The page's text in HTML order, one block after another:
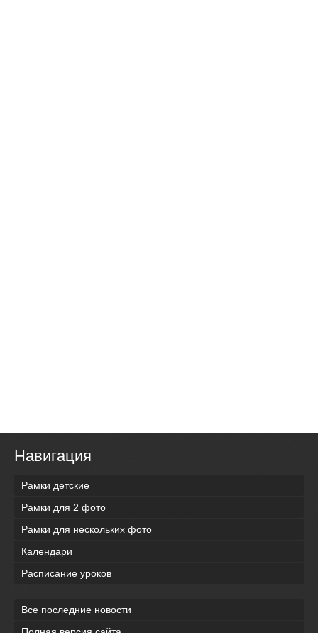
Навигация
Рамки детские
Рамки для 2 фото
Рамки для нескольких фото
Календари
Расписание уроков
Все последние новости